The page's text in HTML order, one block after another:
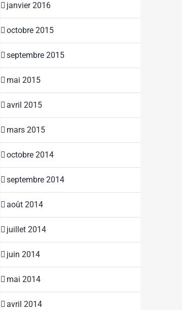
janvier 2016
octobre 2015
septembre 2015
mai 2015
avril 2015
mars 2015
octobre 2014
septembre 2014
août 2014
juillet 2014
juin 2014
mai 2014
avril 2014